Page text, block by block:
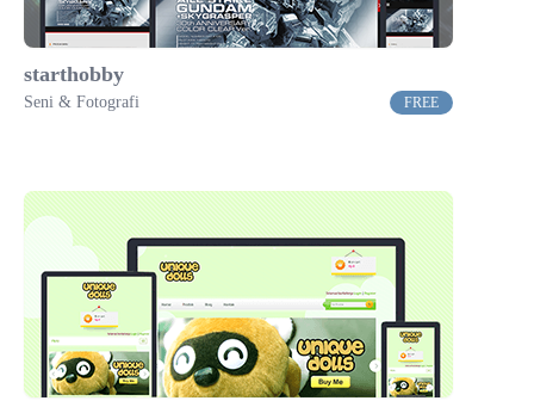
starthobby
Seni & Fotografi FREE